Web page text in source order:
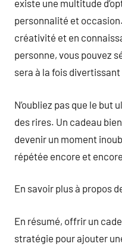
existe une multitude
personnalité et
créativité et en
personne, vous pouvez
sera à la fois
N’oubliez pas que le but
des rires. Un cadeau
devenir un moment
répétée encore et
En savoir plus à propos
En résumé, offrir un
stratégie pour ajouter